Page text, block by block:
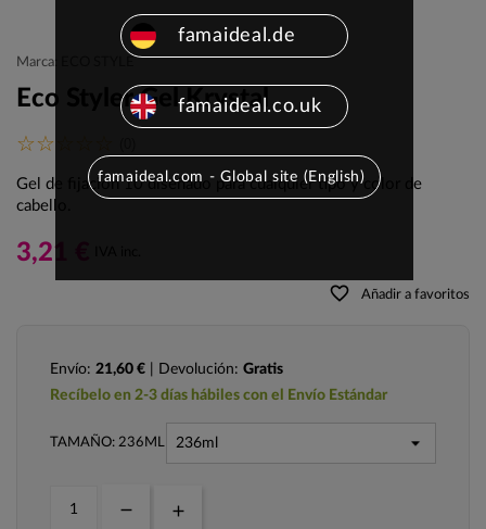
Marca: ECO STYLE
Eco Styler Gel Krystal
Gel de fijación 10 diseñado para cualquier tipo y color de
cabello.
3,21 €
favorite_border Añadir a favoritos
Envío: 21,60 € | Devolución: Gratis
Recíbelo en 2-3 días hábiles con el Envío Estándar
TAMAÑO: 236ML
famaideal.de
famaideal.co.uk
famaideal.com - Global site (English)